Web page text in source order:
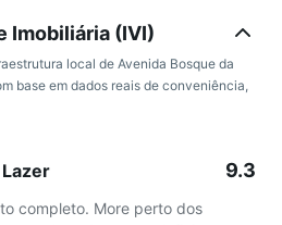
Imobiliária (IVI)
local de Avenida Bosque da
base em dados reais de conveniência,
9.3
completo. More perto dos